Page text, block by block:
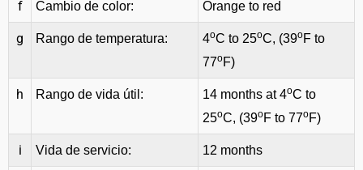
f Cambio de color: Orange to red
g Rango de temperatura: 4oC to 25oC, (39oF to
77oF)
h Rango de vida útil: 14 months at 4oC to
25oC, (39oF to 77oF)
i Vida de servicio: 12 months